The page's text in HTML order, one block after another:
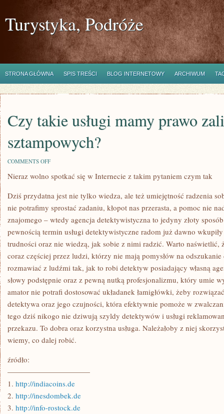
Turystyka, Podróże
STRONA GŁÓWNA SPIS TREŚCI BLOG INTERNETOWY ARCHIWUM
Czy takie usługi mamy prawo
sztampowych?
COMMENTS OFFON
TAKIE
PRAWO
ZALICZYĆ
DO
SZTAMPOWYCH?
Nieraz wolno spotkać się w Internecie z takim pytaniem czym tak
Dziś przydatna jest nie tylko wiedza, ale też umiejętność radzenia
nie potrafimy sprostać zadaniu, kłopot nas przerasta, a pomoc nie
znajomego – wtedy agencja detektywistyczna to jedyny złoty
pewnością termin usługi detektywistyczne radom już dawno
trudności oraz nie wiedzą, jak sobie z nimi radzić. Warto naświetlić,
coraz częściej przez ludzi, którzy nie mają pomysłów na
rozmawiać z ludźmi tak, jak to robi detektyw posiadający własną
słowy podstępnie oraz z pewną nutką profesjonalizmu, który umie
amator nie potrafi dostosować układanek łamigłówki, żeby
detektywa oraz jego czujności, która efektywnie pomoże w
tego dziś nikogo nie dziwują szyldy detektywów i usługi
przekazu. To dobra oraz korzystna usługa. Należałoby z niej
wiemy, co dalej robić.
źródło:
———————————
1. http://indiacoins.de
2. http://inesdombek.de
3. http://info-rostock.de